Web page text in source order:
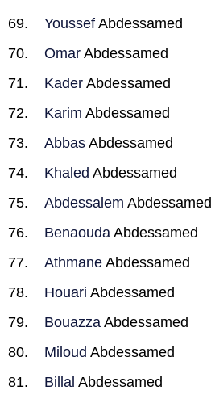
Youssef Abdessamed
Omar Abdessamed
Kader Abdessamed
Karim Abdessamed
Abbas Abdessamed
Khaled Abdessamed
Abdessalem Abdessamed
Benaouda Abdessamed
Athmane Abdessamed
Houari Abdessamed
Bouazza Abdessamed
Miloud Abdessamed
Billal Abdessamed